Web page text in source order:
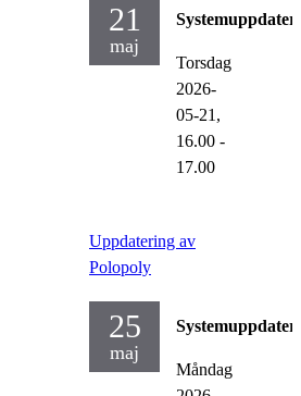
21
maj
Torsdag
2026-
05-21,
16.00 -
17.00
Uppdatering av
Polopoly
25
maj
Måndag